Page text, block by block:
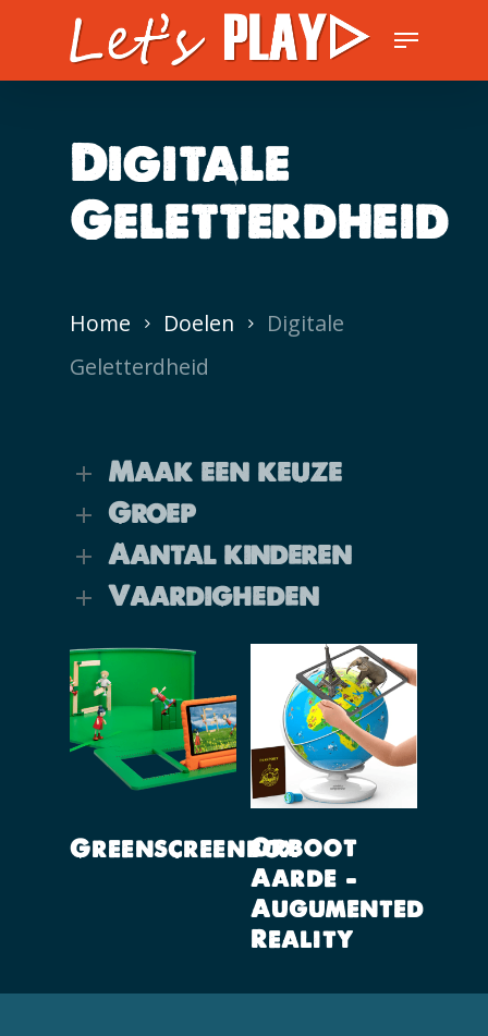
main
Menu
Digitale
Geletterdheid
Home Doelen
Digitale
Geletterdheid
Maak een keuze
Groep
Aantal kinderen
Vaardigheden
GreenscreenboxOrboot
Aarde –
Augumented
Reality